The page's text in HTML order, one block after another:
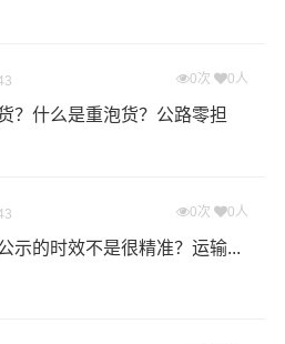
为：单价货物乘以重量或者体
物性质可分为重货、重泡货、泡
。
费、取货费、上门提货费）？
货物运送到专线运输商进行配载
货费。提货过程是发货时很重要
量、体积、包装、收货信息等物
0次 0人
？什么是重泡货？公路零担
0次 0人
示的时效不是很精准？运输...